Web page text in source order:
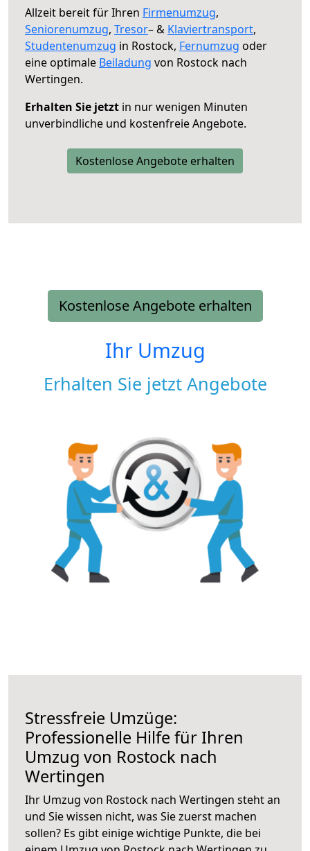
Allzeit bereit für Ihren Firmenumzug,
Seniorenumzug, Tresor– & Klaviertransport,
Studentenumzug in Rostock, Fernumzug oder
eine optimale Beiladung von Rostock nach
Wertingen.
Erhalten Sie jetzt in nur wenigen Minuten
unverbindliche und kostenfreie Angebote.
Kostenlose Angebote erhalten
Kostenlose Angebote erhalten
Ihr Umzug
Erhalten Sie jetzt Angebote
Stressfreie Umzüge:
Professionelle Hilfe für Ihren
Umzug von Rostock nach
Wertingen
Ihr Umzug von Rostock nach Wertingen steht an
und Sie wissen nicht, was Sie zuerst machen
sollen? Es gibt einige wichtige Punkte, die bei